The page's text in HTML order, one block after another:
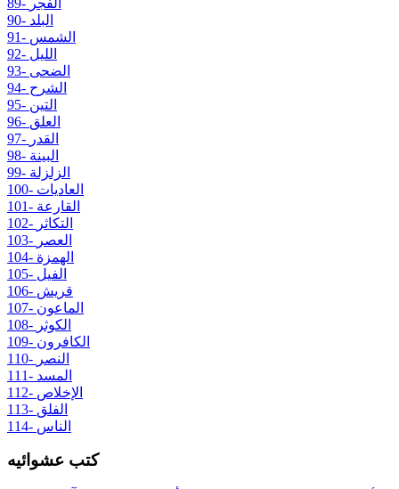
90- البلد
91- الشمس
92- الليل
93- الضحى
94- الشرح
95- التين
96- العلق
97- القدر
98- البينة
99- الزلزلة
100- العاديات
101- القارعة
102- التكاثر
103- العصر
104- الهمزة
105- الفيل
106- قريش
107- الماعون
108- الكوثر
109- الكافرون
110- النصر
111- المسد
112- الإخلاص
113- الفلق
114- الناس
كتب عشوائيه